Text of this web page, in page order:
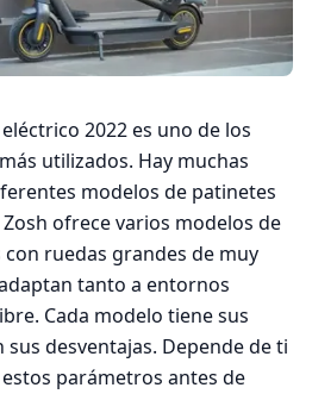
2022 es uno de los
utilizados. Hay muchas
modelos de patinetes
ofrece varios modelos de
ruedas grandes de muy
tanto a entornos
Cada modelo tiene sus
desventajas. Depende de ti
parámetros antes de